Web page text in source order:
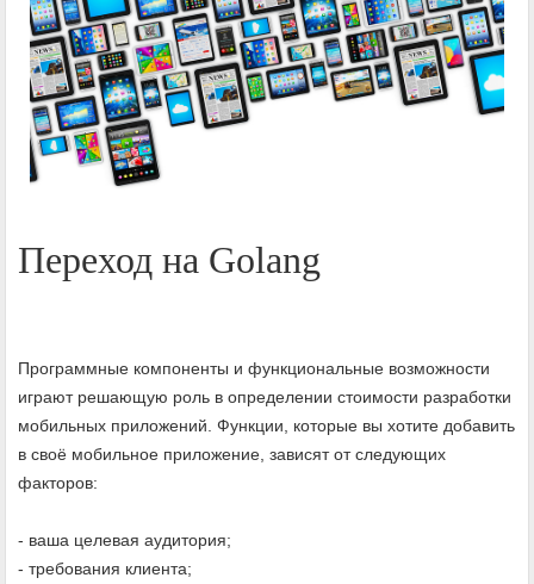
Переход на Golang
Программные компоненты и функциональные возможности
играют решающую роль в определении стоимости разработки
мобильных приложений. Функции, которые вы хотите добавить
в своё мобильное приложение, зависят от следующих
факторов:
- ваша целевая аудитория;
- требования клиента;